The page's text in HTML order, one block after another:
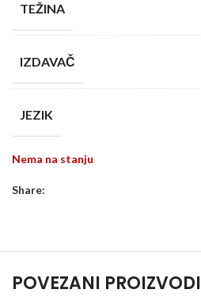
TEŽINA
IZDAVAČ
JEZIK
Nema na stanju
Share:
POVEZANI PROIZVODI